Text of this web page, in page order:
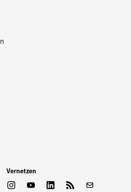
Vernetzen
Instagram
YoutubeLinkedInFeed